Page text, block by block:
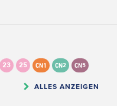
23 25 CN1 CN2 CN5
ALLES ANZEIGEN